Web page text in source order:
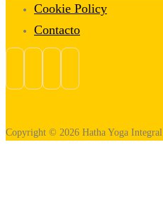
Cookie Policy
Contacto
Copyright © 2026 Hatha Yoga Integral